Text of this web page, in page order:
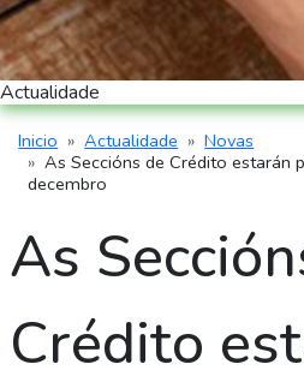
Actualidade
Miga de pan
Inicio Actualidade
Novas
As Seccións de Crédito estarán
decembro
As
Crédito